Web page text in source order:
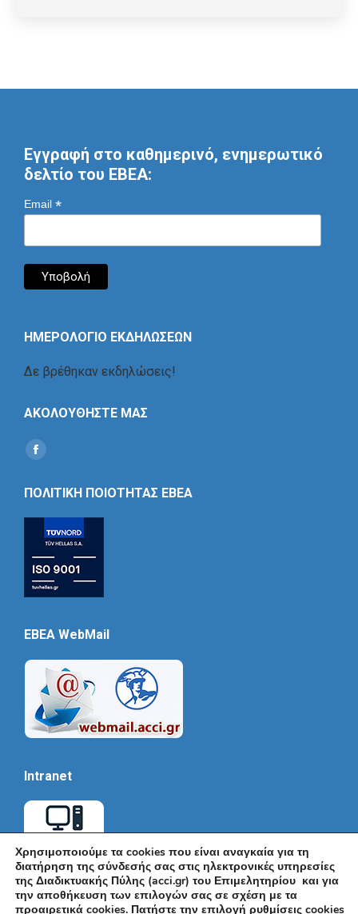
Εγγραφή στο καθημερινό, ενημερωτικό
δελτίο του ΕΒΕΑ:
Email *
ΗΜΕΡΟΛΟΓΙΟ ΕΚΔΗΛΩΣΕΩΝ
Δε βρέθηκαν εκδηλώσεις!
ΑΚΟΛΟΥΘΗΣΤΕ ΜΑΣ
Find us on:
Social
ΠΟΛΙΤΙΚΗ ΠΟΙΟΤΗΤΑΣ ΕΒΕΑ
EBEA WebMail
Intranet
Χρησιμοποιούμε τα cookies που είναι αναγκαία για τη
διατήρηση της σύνδεσής σας στις ηλεκτρονικές υπηρεσίες
της Διαδικτυακής Πύλης (acci.gr) του Επιμελητηρίου και για
την αποθήκευση των επιλογών σας σε σχέση με τα
προαιρετικά cookies. Πατήστε την επιλογή ρυθμίσεις cookies